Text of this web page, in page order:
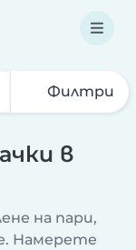
Филтри
в
на пари,
Намерете